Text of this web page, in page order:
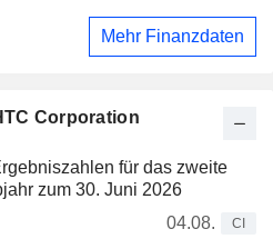
Corporation
für das zweite
zum 30. Juni 2026
04.08.
CI
Mehr Finanzdaten